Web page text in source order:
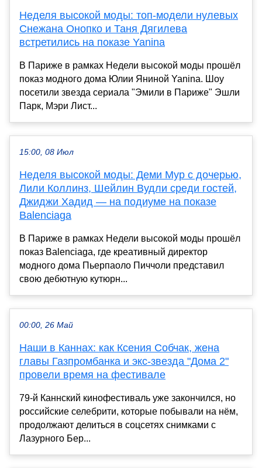
Неделя высокой моды: топ-модели нулевых
Снежана Онопко и Таня Дягилева
встретились на показе Yanina
В Париже в рамках Недели высокой моды прошёл
показ модного дома Юлии Яниной Yanina. Шоу
посетили звезда сериала "Эмили в Париже" Эшли
Парк, Мэри Лист...
15:00, 08 Июл
Неделя высокой моды: Деми Мур с дочерью,
Лили Коллинз, Шейлин Вудли среди гостей,
Джиджи Хадид — на подиуме на показе
Balenciaga
В Париже в рамках Недели высокой моды прошёл
показ Balenciaga, где креативный директор
модного дома Пьерпаоло Пиччоли представил
свою дебютную кутюрн...
00:00, 26 Май
Наши в Каннах: как Ксения Собчак, жена
главы Газпромбанка и экс-звезда "Дома 2"
провели время на фестивале
79-й Каннский кинофестиваль уже закончился, но
российские селебрити, которые побывали на нём,
продолжают делиться в соцсетях снимками с
Лазурного Бер...